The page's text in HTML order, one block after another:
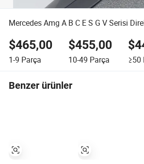
Mercedes Amg A B C E S G V Serisi
$465,00
1-9 Parça
$455,00
10-49 Parça ≥50
Benzer ürünler